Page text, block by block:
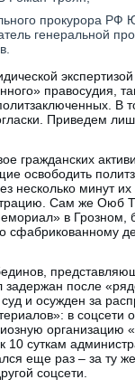
прокурора
генеральной
правосудия,
В
Приведем
гражданских
освободить
несколько минут
Сам же Оюб
в Грозном,
сфабрикованному
задержан после
и осужден за
в соцсети
организацию
10 суткам
еще раз – за ту
соцсети.